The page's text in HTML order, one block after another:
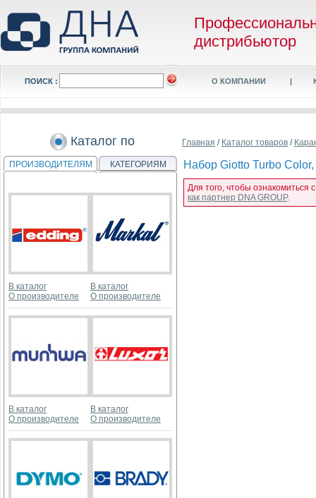
дистрибьютор
ПОИСК : О КОМПАНИИ |
Каталог по
ПРОИЗВОДИТЕЛЯМ КАТЕГОРИЯМ
В каталог
О производителе
В каталог
О производителе
В каталог
О производителе
В каталог
О производителе
Главная / Каталог товаров /
Набор Giotto Turbo
Для того, чтобы
как партнер DNA GROUP.